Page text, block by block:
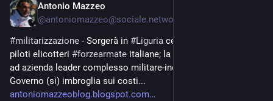
Antonio Mazzeo
@antoniomazzeo@sociale.network
#militarizzazione - Sorgerà in #Liguria centro addestramento
piloti elicotteri #forzearmate italiane; la realizzazione affidata
ad azienda leader complesso militare-industriale di
Governo (si) imbroglia sui costi...
antoniomazzeoblog.blogspot.com